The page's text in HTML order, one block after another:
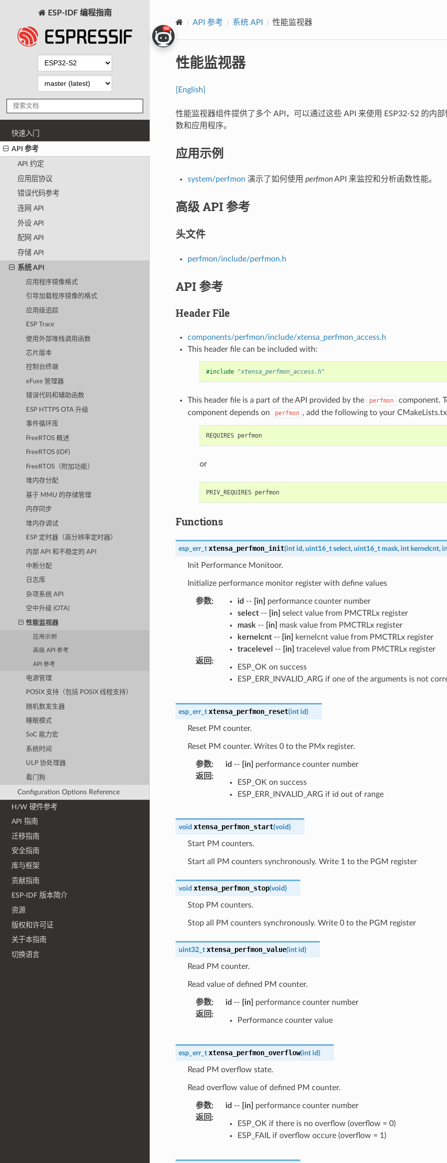
ESP-IDF 编程指南
快速入门
API 参考
API 约定
应用层协议
错误代码参考
连网 API
外设 API
配网 API
存储 API
系统 API
应用程序镜像格式
引导加载程序镜像的格式
应用级追踪
ESP Trace
使用外部堆栈调用函数
芯片版本
控制台终端
eFuse 管理器
错误代码和辅助函数
ESP HTTPS OTA 升级
事件循环库
FreeRTOS 概述
FreeRTOS (IDF)
FreeRTOS（附加功能）
堆内存分配
基于 MMU 的存储管理
内存同步
堆内存调试
ESP 定时器（高分辨率定时器）
内部 API 和不稳定的 API
中断分配
日志库
杂项系统 API
空中升级 (OTA)
性能监视器
应用示例
高级 API 参考
API 参考
电源管理
POSIX 支持（包括 POSIX 线程支持）
随机数发生器
睡眠模式
SoC 能力宏
系统时间
ULP 协处理器
看门狗
Configuration Options Reference
H/W 硬件参考
API 指南
迁移指南
安全指南
库与框架
贡献指南
ESP-IDF 版本简介
资源
版权和许可证
关于本指南
切换语言
API 参考 系统 API 性能监视器
性能监视器
[English]
性能监视器组件提供了多个 API，可以通过这些 API 来使用 ESP32-S2 的内
数和应用程序。
应用示例
system/perfmon 演示了如何使用 perfmonAPI 来监控和分析函数性能。
高级 API 参考
头文件
perfmon/include/perfmon.h
API 参考
Header File
components/perfmon/include/xtensa_perfmon_access.h
This header file can be included with:
#include "xtensa_perfmon_access.h"
This header file is a part of the API provided by the perfmon
component.
component depends on
perfmon , add the following to your
REQUIRES perfmon
or
PRIV_REQUIRES perfmon
Functions
esp_err_t xtensa_perfmon_init(int id, uint16_t select, uint16_t mask, int kernelcnt,
Init Performance Monitoor.
Initialize performance monitor register with define values
参数: id -- [in]
performance counter number
select-- [in] select value from PMCTRLx register
mask -- [in]
mask value from PMCTRLx register
kernelcnt-- [in]
kernelcnt value from PMCTRLx register
tracelevel
-- [in] tracelevel value from PMCTRLx register
返回 :
ESP_OK on success
ESP_ERR_INVALID_ARG if one of the arguments is not
esp_err_t xtensa_perfmon_reset(int id)
Reset PM counter.
Reset PM counter. Writes 0 to the PMx register.
参数: id -- [in]
performance counter number
返回 :
ESP_OK on success
ESP_ERR_INVALID_ARG if id out of range
void xtensa_perfmon_start(void)
Start PM counters.
Start all PM counters synchronously. Write 1 to the PGM register
void xtensa_perfmon_stop(void)
Stop PM counters.
Stop all PM counters synchronously. Write 0 to the PGM register
uint32_t xtensa_perfmon_value(int id)
Read PM counter.
Read value of defined PM counter.
参数: id -- [in]
performance counter number
返回 :
Performance counter value
esp_err_t xtensa_perfmon_overflow(int id)
Read PM overflow state.
Read overflow value of defined PM counter.
参数: id -- [in]
performance counter number
返回 :
ESP_OK if there is no overflow (overflow = 0)
ESP_FAIL if overflow occure (overflow = 1)